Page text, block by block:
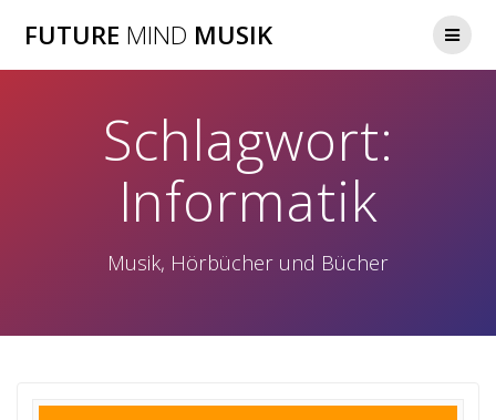
Inhalt
FUTURE MIND MUSIK
Schlagwort:
Informatik
Musik, Hörbücher und Bücher